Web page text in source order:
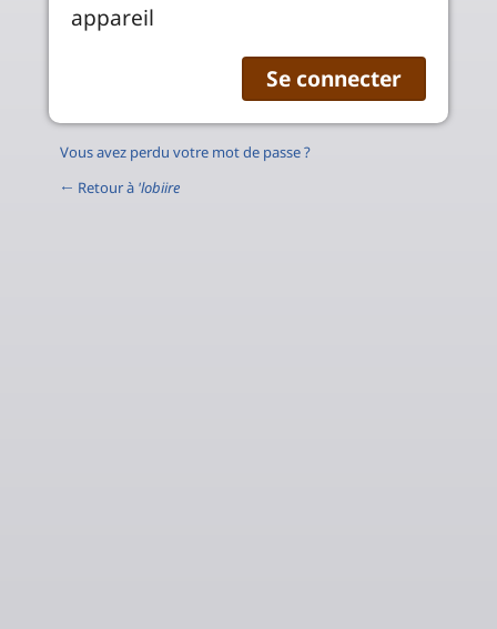
appareil
Vous avez perdu votre mot de passe ?
← Retour à 'lobiire